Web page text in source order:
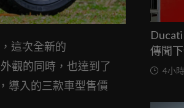
這次全新的
觀的同時，也達到了
導入的三款車型售價
傳聞
4小